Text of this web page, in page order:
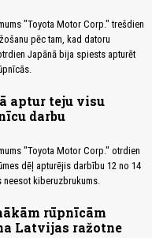
"Toyota Motor Corp." trešdien
pēc tam, kad datoru
Japānā bija spiests apturēt
aptur teju visu
darbu
"Toyota Motor Corp." otrdien
dēļ apturējis darbību 12 no 14
neesot kiberuzbrukums.
rūpnīcām
Latvijas ražotne